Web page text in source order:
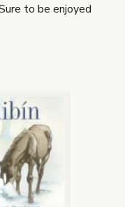
to be enjoyed